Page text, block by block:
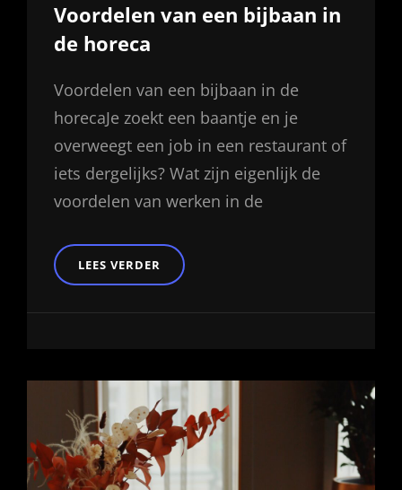
Voordelen van een bijbaan in
de horeca
Voordelen van een bijbaan in de
horecaJe zoekt een baantje en je
overweegt een job in een restaurant of
iets dergelijks? Wat zijn eigenlijk de
voordelen van werken in de
LEES VERDER VOORDELEN
VAN